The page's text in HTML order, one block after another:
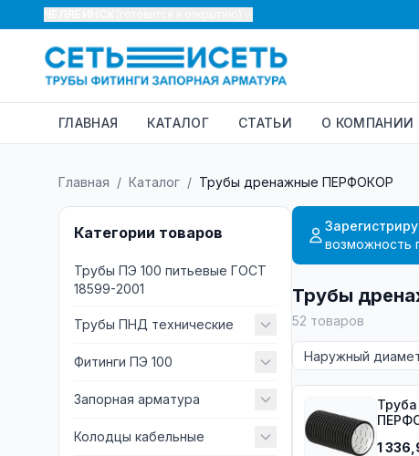
ГЛАВНАЯ КАТАЛОГ СТАТЬИ О КОМПАНИИ
Главная / Каталог / Трубы дренажные ПЕРФОКОР
Категории товаров
Трубы ПЭ 100 питьевые ГОСТ
18599-2001
Трубы ПНД технические
Фитинги ПЭ 100
Запорная арматура
Колодцы кабельные
возможность
Трубы
52 товаров
1